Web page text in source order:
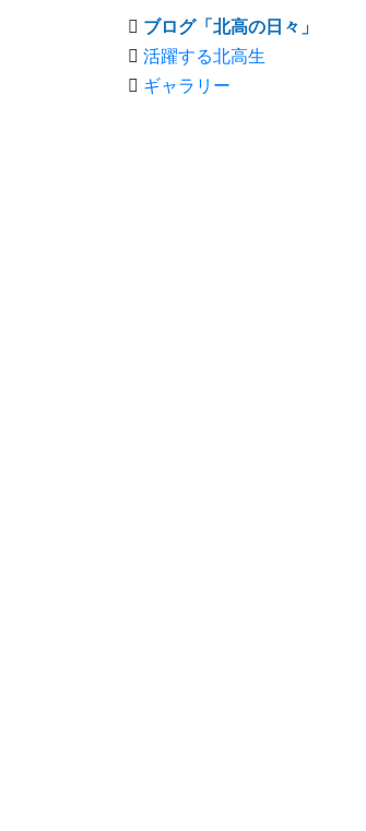
ブログ「北高の日々」
活躍する北高生
ギャラリー